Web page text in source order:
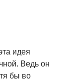
идея
Ведь он
бы во